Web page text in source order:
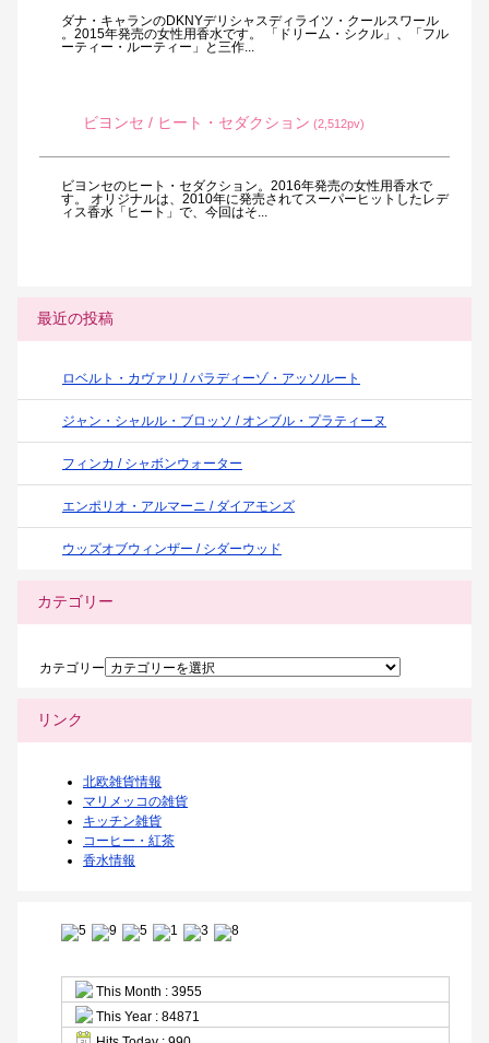
ダナ・キャランのDKNYデリシャスディライツ・クールスワール
。2015年発売の女性用香水です。 「ドリーム・シクル」、「フル
ーティー・ルーティー」と三作...
ビヨンセ / ヒート・セダクション (2,512pv)
ビヨンセのヒート・セダクション。2016年発売の女性用香水で
す。 オリジナルは、2010年に発売されてスーパーヒットしたレデ
ィス香水「ヒート」で、今回はそ...
最近の投稿
ロベルト・カヴァリ / パラディーゾ・アッソルート
ジャン・シャルル・ブロッソ / オンブル・プラティーヌ
フィンカ / シャボンウォーター
エンポリオ・アルマーニ / ダイアモンズ
ウッズオブウィンザー / シダーウッド
カテゴリー
カテゴリー
リンク
北欧雑貨情報
マリメッコの雑貨
キッチン雑貨
コーヒー・紅茶
香水情報
This Month : 3955
This Year : 84871